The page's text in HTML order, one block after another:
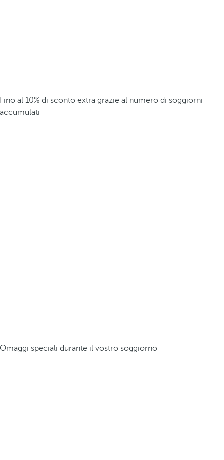
Fino al 10% di sconto extra grazie al numero di soggiorni
accumulati
Omaggi speciali durante il vostro soggiorno